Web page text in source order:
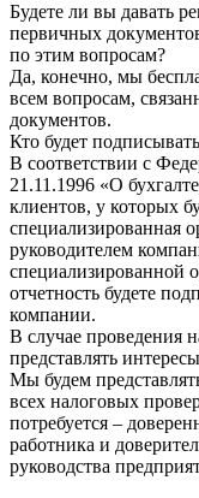
Будете ли вы давать
первичных
по этим вопросам?
Да, конечно, мы
всем вопросам,
документов.
Кто будет
В соответствии с
21.11.1996 «О
клиентов, у которых
специализированная
руководителем
специализированной
отчетность будете
компании.
В случае проведения
представлять
Мы будем
всех налоговых
потребуется –
работника и
руководства